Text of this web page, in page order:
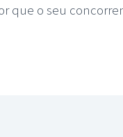
que o seu